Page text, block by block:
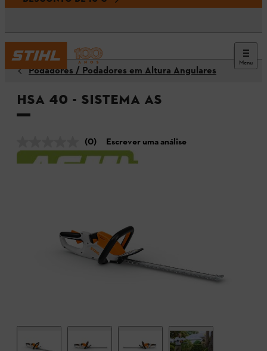
Menu
Podadores / Podadores em Altura Angulares
HSA 40 - Sistema AS
(0) Escrever uma análise